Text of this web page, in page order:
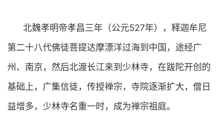
北魏孝明帝孝昌三年（公元527年），释迦牟尼
第二十八代佛徒菩提达摩漂洋过海到中国，途经广
州、南京，然后北渡长江来到少林寺，在跋陀开创的
基础上，广集信徒，传授禅宗，寺院逐渐扩大，僧日
益增多，少林寺名重一时，成为禅宗祖庭。